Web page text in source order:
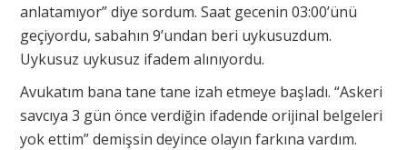
anlatamıyor” diye sordum. Saat gecenin 03:00’ünü
geçiyordu, sabahın 9’undan beri uykusuzdum.
Uykusuz uykusuz ifadem alınıyordu.
Avukatım bana tane tane izah etmeye başladı. “Askeri
savcıya 3 gün önce verdiğin ifadende orijinal belgeleri
yok ettim” demişsin deyince olayın farkına vardım.